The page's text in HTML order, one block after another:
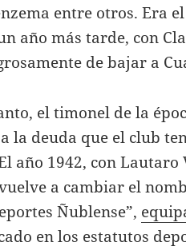
entre otros. Era
año más tarde, con
de bajar a
el timonel de la
la deuda que el club
año 1942, con
a cambiar el
Ñublense”,
en los estatutos